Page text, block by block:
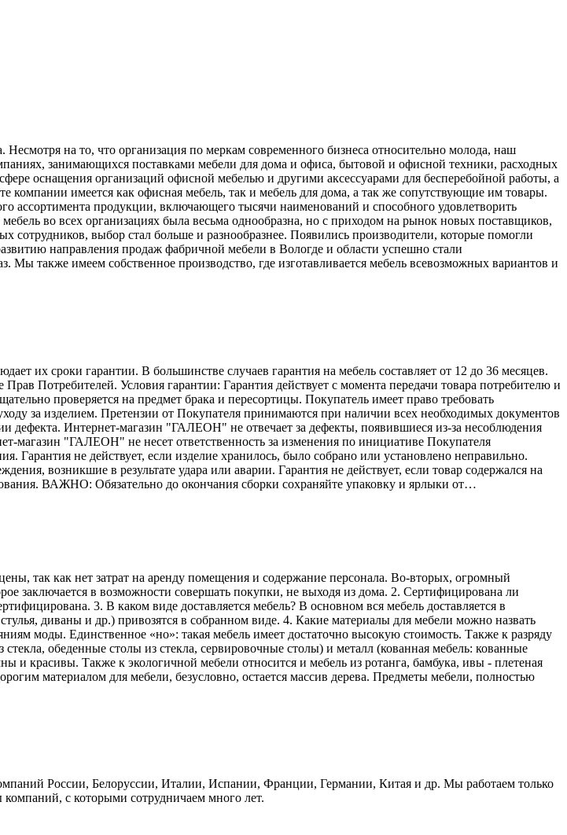
на то, что организация по меркам современного бизнеса относительно молода, наш
занимающихся поставками мебели для дома и офиса, бытовой и офисной техники, расходных
оснащения организаций офисной мебелью и другими аксессуарами для бесперебойной работы, а
имеется как офисная мебель, так и мебель для дома, а так же сопутствующие им товары.
продукции, включающего тысячи наименований и способного удовлетворить
во всех организациях была весьма однообразна, но с приходом на рынок новых поставщиков,
сотрудников, выбор стал больше и разнообразнее. Появились производители, которые помогли
направления продаж фабричной мебели в Вологде и области успешно стали
также имеем собственное производство, где изготавливается мебель всевозможных вариантов и
их сроки гарантии. В большинстве случаев гарантия на мебель составляет от 12 до 36 месяцев.
Потребителей. Условия гарантии: Гарантия действует с момента передачи товара потребителю и
проверяется на предмет брака и пересортицы. Покупатель имеет право требовать
за изделием. Претензии от Покупателя принимаются при наличии всех необходимых документов
дефекта. Интернет-магазин "ГАЛЕОН" не отвечает за дефекты, появившиеся из-за несоблюдения
магазин "ГАЛЕОН" не несет ответственность за изменения по инициативе Покупателя
Гарантия не действует, если изделие хранилось, было собрано или установлено неправильно.
возникшие в результате удара или аварии. Гарантия не действует, если товар содержался на
ВАЖНО: Обязательно до окончания сборки сохраняйте упаковку и ярлыки от…
так как нет затрат на аренду помещения и содержание персонала. Во-вторых, огромный
заключается в возможности совершать покупки, не выходя из дома. 2. Сертифицирована ли
3. В каком виде доставляется мебель? В основном вся мебель доставляется в
диваны и др.) привозятся в собранном виде. 4. Какие материалы для мебели можно назвать
моды. Единственное «но»: такая мебель имеет достаточно высокую стоимость. Также к разряду
обеденные столы из стекла, сервировочные столы) и металл (кованная мебель: кованные
красивы. Также к экологичной мебели относится и мебель из ротанга, бамбука, ивы - плетеная
материалом для мебели, безусловно, остается массив дерева. Предметы мебели, полностью
России, Белоруссии, Италии, Испании, Франции, Германии, Китая и др. Мы работаем только
с которыми сотрудничаем много лет.